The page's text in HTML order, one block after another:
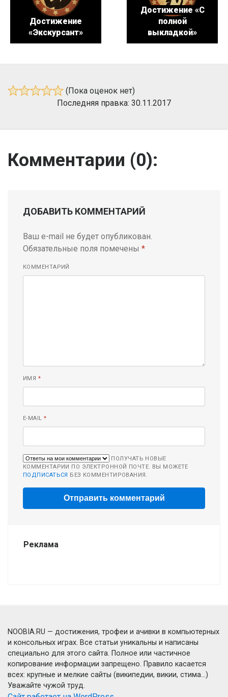
Достижение
«Экскурсант»
Достижение «С
полной
выкладкой»
(Пока оценок нет)
Последняя правка: 30.11.2017
Комментарии (0):
ДОБАВИТЬ КОММЕНТАРИЙ
Ваш e-mail не будет опубликован.
Обязательные поля помечены *
КОММЕНТАРИЙ
ИМЯ *
E-MAIL*
ПОЛУЧАТЬ НОВЫЕ
КОММЕНТАРИИ ПО ЭЛЕКТРОННОЙ ПОЧТЕ. ВЫ МОЖЕТЕ
ПОДПИСАТЬСЯ БЕЗ КОММЕНТИРОВАНИЯ.
Реклама
NOOBIA.RU — достижения, трофеи и ачивки в компьютерных
и консольных играх. Все статьи уникальны и написаны
специально для этого сайта. Полное или частичное
копирование информации запрещено. Правило касается
всех: крупные и мелкие сайты (википедии, викии, стима...)
Уважайте чужой труд.